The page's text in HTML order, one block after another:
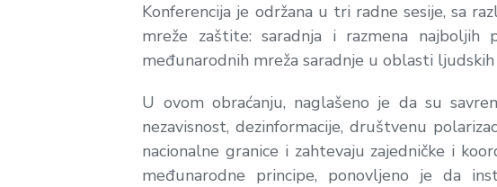
Konferencija je održana u tri radne sesije, sa
mreže zaštite: saradnja i razmena najboljih
međunarodnih mreža saradnje u oblasti ljudskih
U ovom obraćanju, naglašeno je da su
nezavisnost, dezinformacije, društvenu
nacionalne granice i zahtevaju zajedničke i
međunarodne principe, ponovljeno je da